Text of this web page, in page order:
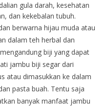
gula darah, kesehatan
dan kekebalan tubuh.
berwarna hijau muda atau
dalam teh herbal dan
biji yang dapat
jambu biji segar dari
atau dimasukkan ke dalam
pasta buah. Tentu saja
banyak manfaat jambu